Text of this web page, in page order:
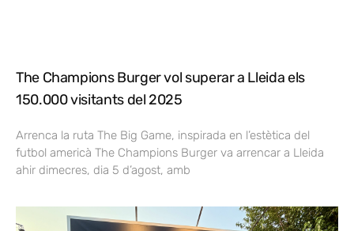
The Champions Burger vol superar a Lleida els
150.000 visitants del 2025
Arrenca la ruta The Big Game, inspirada en l’estètica del
futbol americà The Champions Burger va arrencar a Lleida
ahir dimecres, dia 5 d’agost, amb